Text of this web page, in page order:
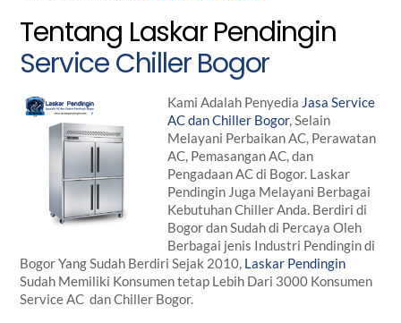
Tentang Laskar Pendingin
Service Chiller Bogor
Kami Adalah Penyedia Jasa Service
AC dan Chiller Bogor, Selain
Melayani Perbaikan AC, Perawatan
AC, Pemasangan AC, dan
Pengadaan AC di Bogor. Laskar
Pendingin Juga Melayani Berbagai
Kebutuhan Chiller Anda. Berdiri di
Bogor dan Sudah di Percaya Oleh
Berbagai jenis Industri Pendingin di
Bogor Yang Sudah Berdiri Sejak 2010, Laskar Pendingin
Sudah Memiliki Konsumen tetap Lebih Dari 3000 Konsumen
Service AC dan Chiller Bogor.